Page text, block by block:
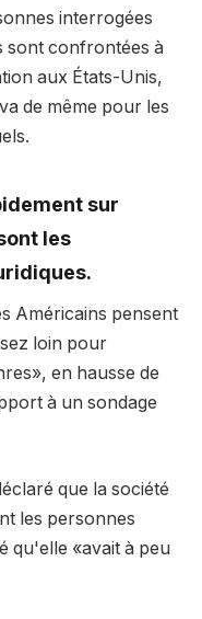
interrogées
sont confrontées à
aux États-Unis,
de même pour les
sur
les
Américains pensent
loin pour
en hausse de
à un sondage
que la société
les personnes
qu'elle «avait à peu